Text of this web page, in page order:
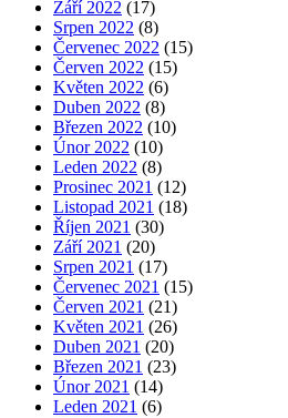
Září 2022 (17)
Srpen 2022 (8)
Červenec 2022 (15)
Červen 2022 (15)
Květen 2022 (6)
Duben 2022 (8)
Březen 2022 (10)
Únor 2022 (10)
Leden 2022 (8)
Prosinec 2021 (12)
Listopad 2021 (18)
Říjen 2021 (30)
Září 2021 (20)
Srpen 2021 (17)
Červenec 2021 (15)
Červen 2021 (21)
Květen 2021 (26)
Duben 2021 (20)
Březen 2021 (23)
Únor 2021 (14)
Leden 2021 (6)